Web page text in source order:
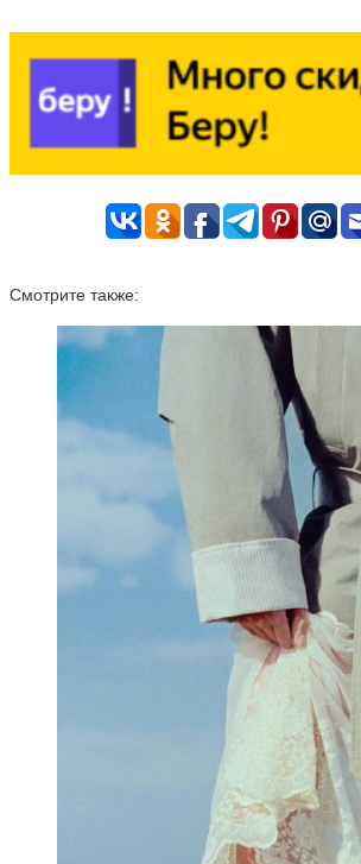
Смотрите также: